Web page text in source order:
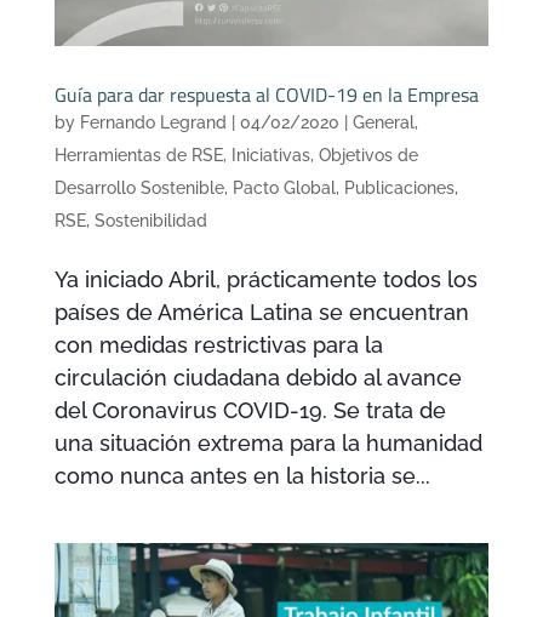
Guía para dar respuesta al COVID-19 en la Empresa
by Fernando Legrand 04/02/2020 General,
Herramientas de RSE, Iniciativas, Objetivos de
Desarrollo Sostenible, Pacto Global, Publicaciones,
RSE, Sostenibilidad
Ya iniciado Abril, prácticamente todos los
países de América Latina se encuentran
con medidas restrictivas para la
circulación ciudadana debido al avance
del Coronavirus COVID-19. Se trata de
una situación extrema para la humanidad
como nunca antes en la historia se...